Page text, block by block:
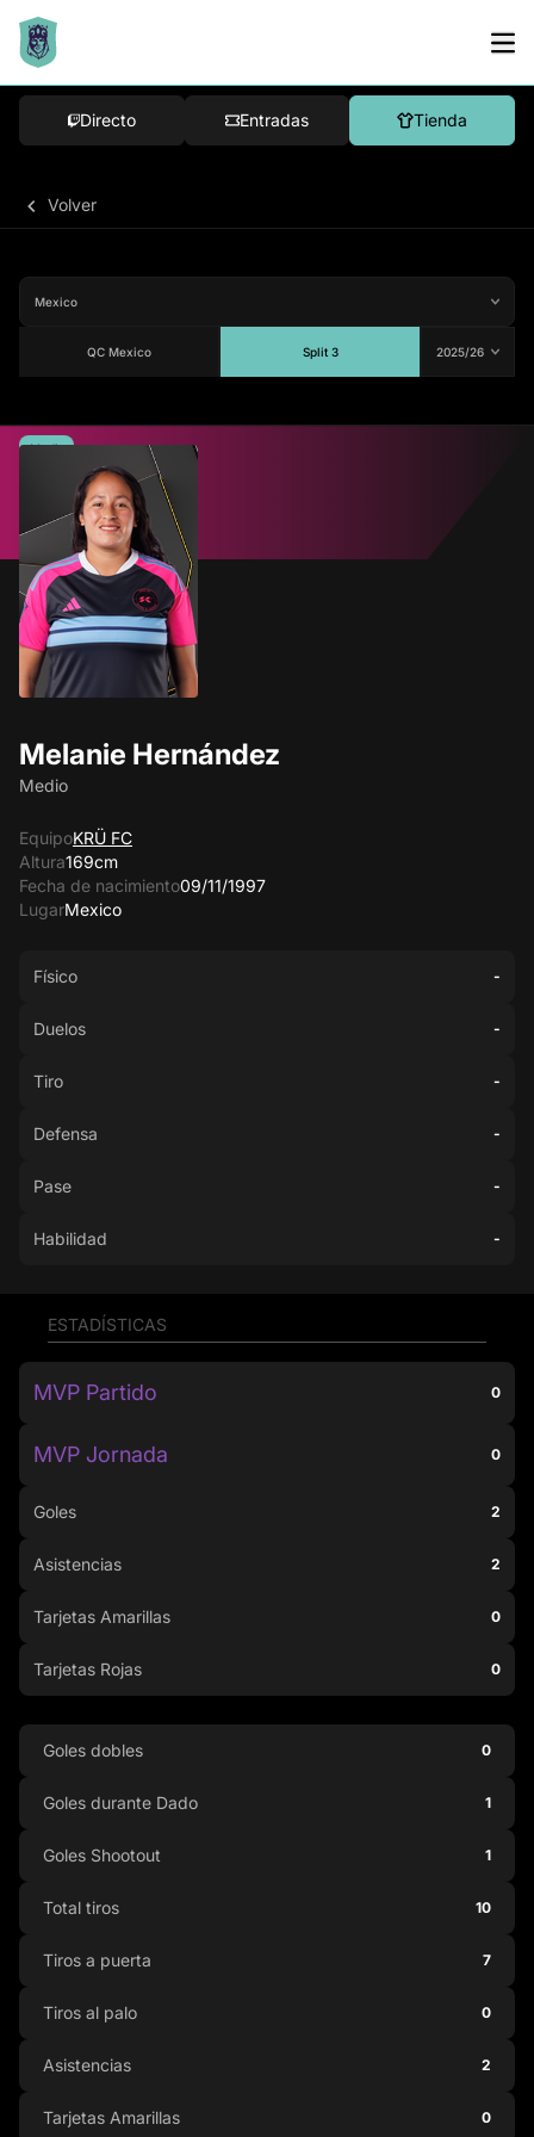
Directo Entradas Tienda
Volver
QC Mexico Split 3
Melanie Hernández
Medio
EquipoKRÜ FC
Altura169cm
Fecha de nacimiento09/11/1997
LugarMexico
Media
Físico -
Duelos -
Tiro -
Defensa -
Pase -
Habilidad -
ESTADÍSTICAS
MVP Partido 0
MVP Jornada 0
Goles 2
Asistencias 2
Tarjetas Amarillas 0
Tarjetas Rojas 0
Goles dobles 0
Goles durante Dado 1
Goles Shootout 1
Total tiros 10
Tiros a puerta 7
Tiros al palo 0
Asistencias 2
Tarjetas Amarillas 0